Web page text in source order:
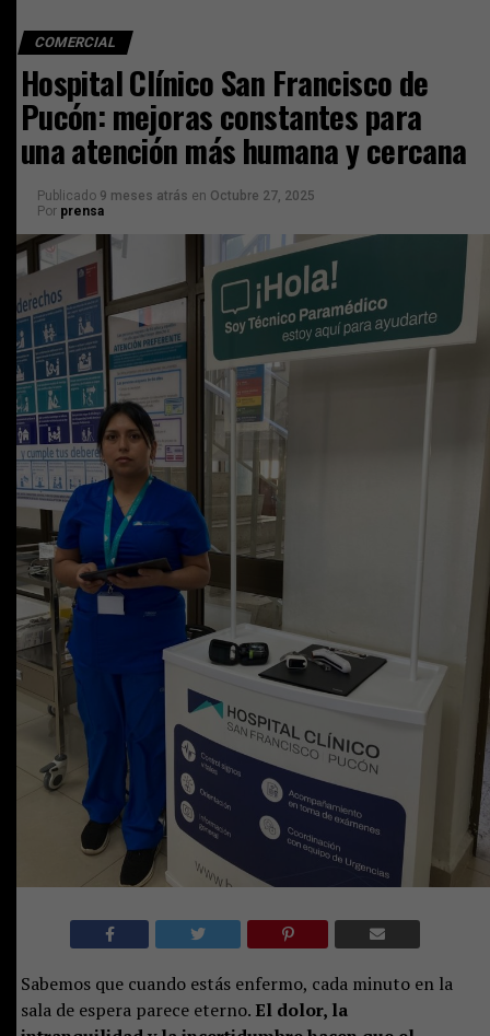
COMERCIAL
Hospital Clínico San Francisco de
Pucón: mejoras constantes para
una atención más humana y cercana
Publicado 9 meses atrás en Octubre 27, 2025
Por prensa
Sabemos que cuando estás enfermo, cada minuto en la
sala de espera parece eterno. El dolor, la